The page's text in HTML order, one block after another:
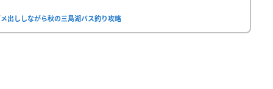
出ししながら秋の三島湖バス釣り攻略